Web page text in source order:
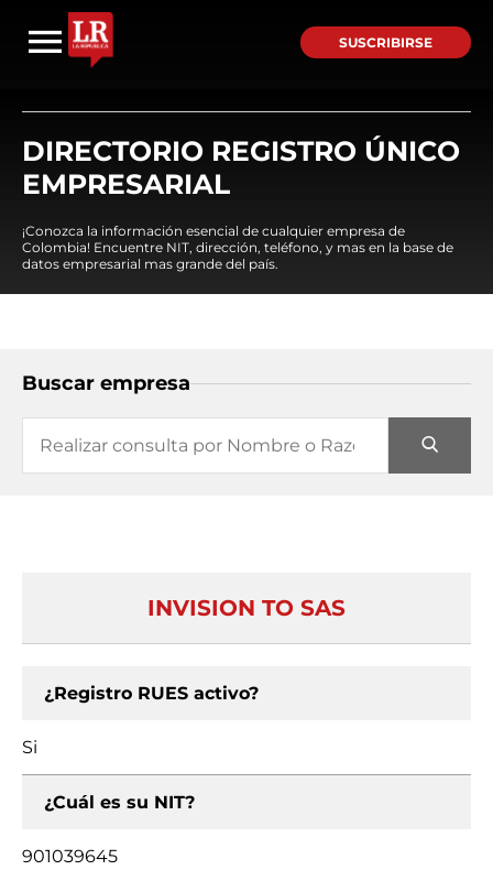
SUSCRIBIRSE
DIRECTORIO REGISTRO ÚNICO
EMPRESARIAL
¡Conozca la información esencial de cualquier empresa de
Colombia! Encuentre NIT, dirección, teléfono, y mas en la base de
datos empresarial mas grande del país.
Buscar empresa
INVISION TO SAS
¿Registro RUES activo?
Si
¿Cuál es su NIT?
901039645